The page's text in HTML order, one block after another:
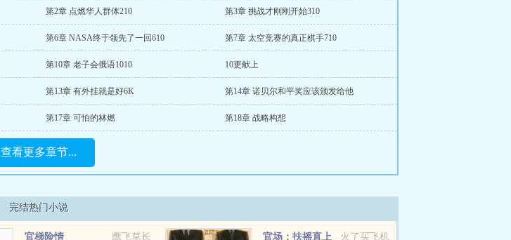
第2章 点燃华人群体210 第3章 挑战才刚刚开始310
第6章 NASA终于领先了一回610 第7章 太空竞赛的真正棋手710
第10章 老子会俄语1010 10更献上
第13章 有外挂就是好6K 第14章 诺贝尔和平奖应该颁发给他
第17章 可怕的林燃 第18章 战略构想
查看更多章节...
完结热门小说
鹰飞草长
官梯险情 火了买飞机
官场：扶摇直上